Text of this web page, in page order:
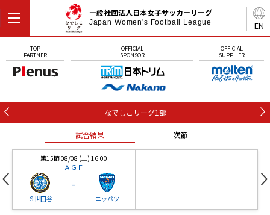
EN
一般社団法人日本女子サッカーリーグ
Japan Women's Football League
TOP
PARTNER
OFFICIAL
SPONSOR
OFFICIAL
SUPPLIER
なでしこリーグ1部
試合結果 次節
第15節 08/08 (土) 16:00
ＡＧＦ
Ｓ世田谷
-
ニッパツ